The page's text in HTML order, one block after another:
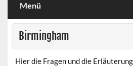
Menü
Birmingham
Hier die Fragen und die